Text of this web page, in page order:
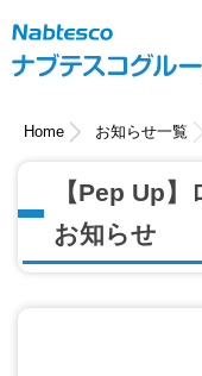
Home お知らせ一覧
【Pep Up
お知らせ